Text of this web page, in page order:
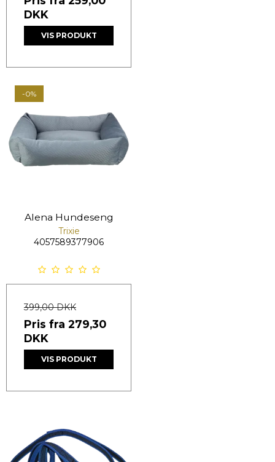
DKK
VIS PRODUKT
-0%
Alena Hundeseng
Trixie
4057589377906
399,00 DKK
Pris fra 279,30
DKK
VIS PRODUKT